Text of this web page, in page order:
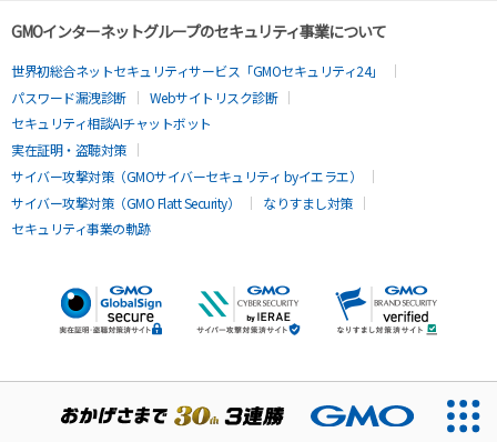
GMOインターネットグループのセキュリティ事業について
世界初総合ネットセキュリティサービス「GMOセキュリティ24」
パスワード漏洩診断
Webサイトリスク診断
セキュリティ相談AIチャットボット
実在証明・盗聴対策
サイバー攻撃対策（GMOサイバーセキュリティ byイエラエ）
サイバー攻撃対策（GMO Flatt Security）
なりすまし対策
セキュリティ事業の軌跡